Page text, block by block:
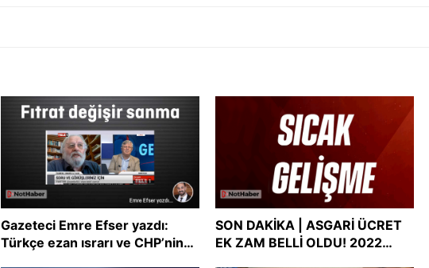
Gazeteci Emre Efser yazdı:
Türkçe ezan ısrarı ve CHP’nin
SON DAKİKA | ASGARİ ÜCRET
EK ZAM BELLİ OLDU! 2022